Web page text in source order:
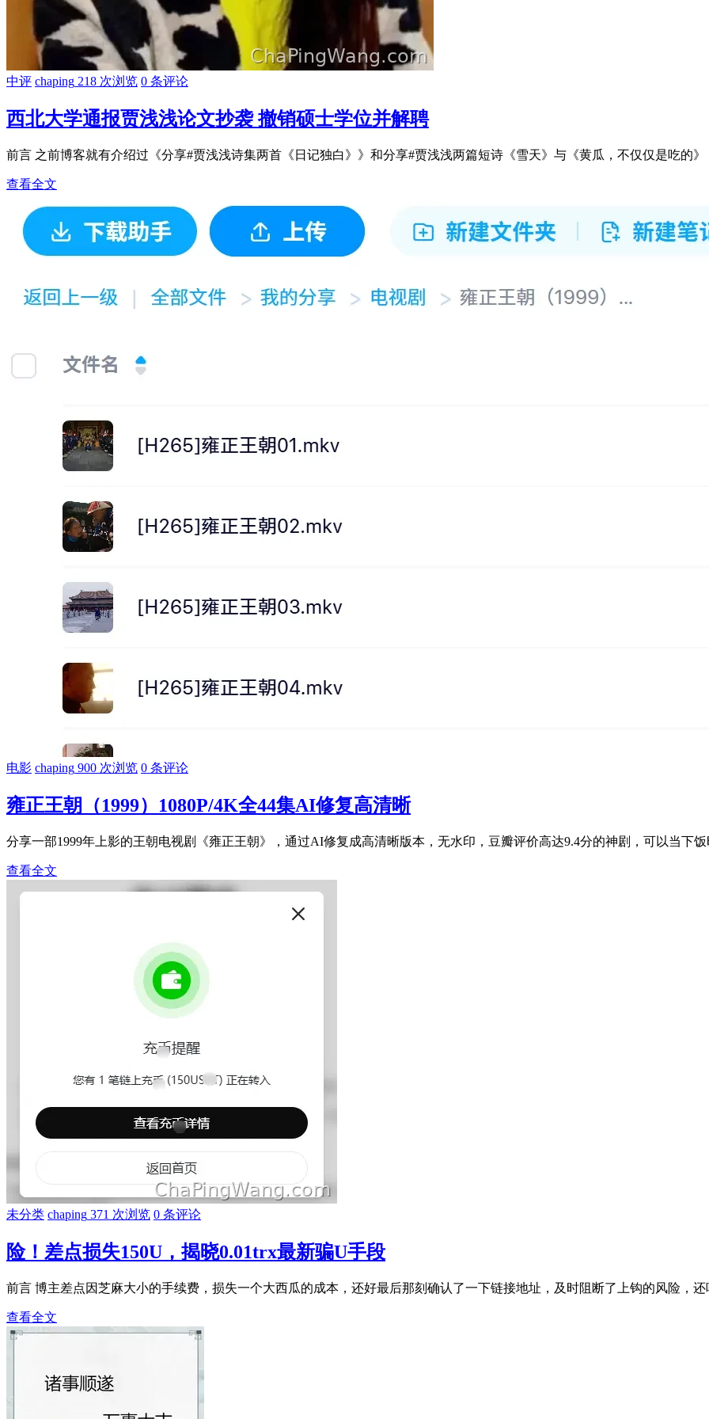
中评 chaping 218 次浏览 0 条评论
西北大学通报贾浅浅论文抄袭 撤销硕士学位并解聘
前言 之前博客就有介绍过《分享#贾浅浅诗集两首《日记独白》》和分享#贾浅浅两篇短诗《雪天》与《黄瓜，不仅仅是吃的》
查看全文
电影 chaping 900 次浏览 0 条评论
雍正王朝（1999）1080P/4K全44集AI修复高清晰
分享一部1999年上影的王朝电视剧《雍正王朝》，通过AI修复成高清晰版本，无水印，豆瓣评价高达9.4分的神剧，可以当下饭
查看全文
未分类 chaping 371 次浏览 0 条评论
险！差点损失150U，揭晓0.01trx最新骗U手段
前言 博主差点因芝麻大小的手续费，损失一个大西瓜的成本，还好最后那刻确认了一下链接地址，及时阻断了上钩的风险，还
查看全文